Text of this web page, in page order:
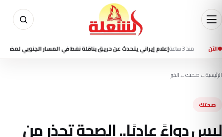
الآن3 ساعة إعلام إيراني يتحدث عن حريق بناقلة نفط في المسار الجنوبي لمضيق هرمز
الرئيسية←صحتك←الخبر
صحتك
ليس دواءً عاديًا.. الصحة تحذر من